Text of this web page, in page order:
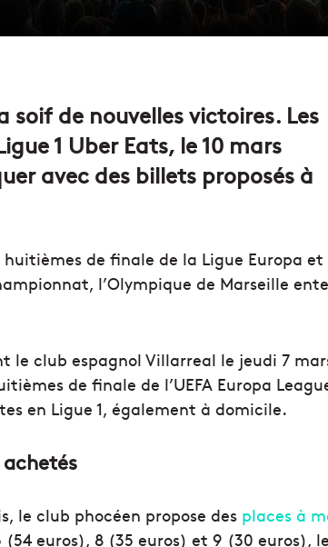
soif de nouvelles victoires. Les
1 Uber Eats, le 10 mars
avec des billets proposés à
de finale de la Ligue Europa et
l’Olympique de Marseille
le club espagnol Villarreal le jeudi 7
de finale de l’UEFA Europa
en Ligue 1, également à domicile.
le club phocéen propose des places à
euros), 8 (35 euros) et 9 (30 euros), le